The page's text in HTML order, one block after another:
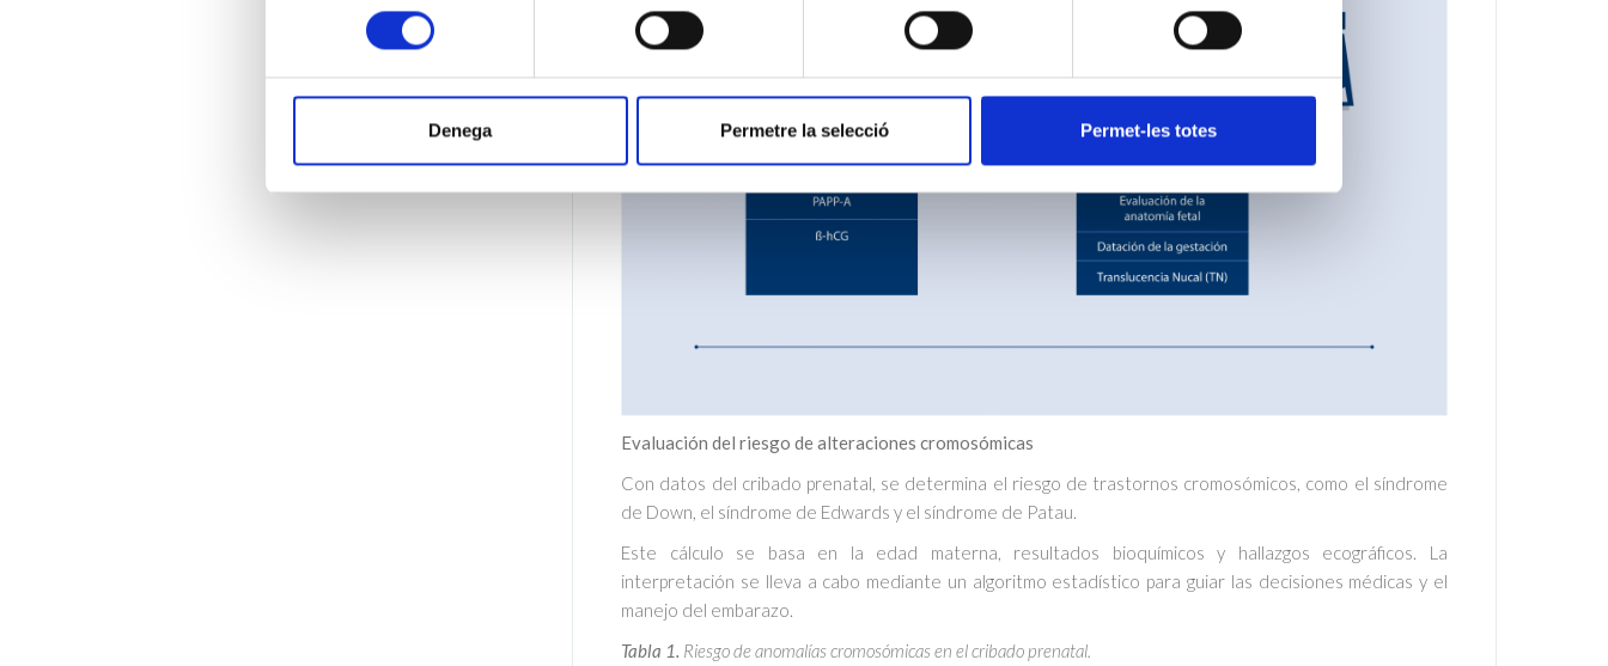
consentiment
Denega Permetre la selecció Permet-les totes
Evaluación del riesgo de alteraciones cromosómicas
Con datos del cribado prenatal, se determina el riesgo de trastornos cromosómicos, como el síndrome
de Down, el síndrome de Edwards y el síndrome de Patau.
Este cálculo se basa en la edad materna, resultados bioquímicos y hallazgos ecográficos. La
interpretación se lleva a cabo mediante un algoritmo estadístico para guiar las decisiones médicas y el
manejo del embarazo.
Tabla 1. Riesgo de anomalías cromosómicas en el cribado prenatal.